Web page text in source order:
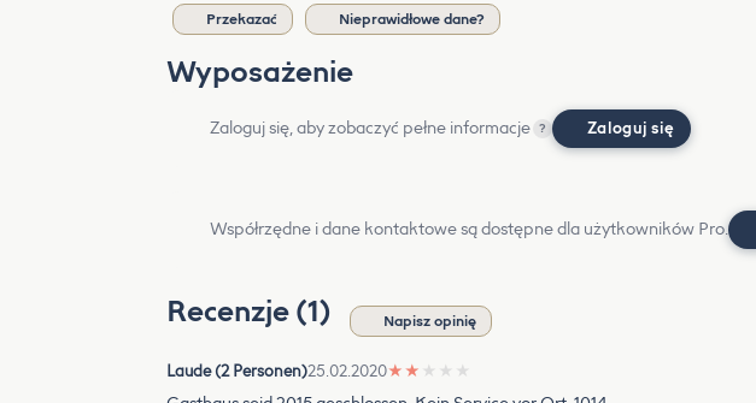
Przekazać Nieprawidłowe dane?
Wyposażenie
Zaloguj się, aby zobaczyć pełne informacje ? Zaloguj się
Współrzędne i dane kontaktowe są dostępne dla użytkowników Pro.
Recenzje (1) Napisz opinię
Laude (2 Personen)25.02.2020★ ★ ★ ★ ★